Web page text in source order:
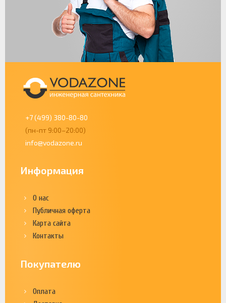
+7 (499) 380-80-80
(пн-пт 9:00–20:00)
info@vodazone.ru
Информация
О нас
Публичная оферта
Карта сайта
Контакты
Покупателю
Оплата